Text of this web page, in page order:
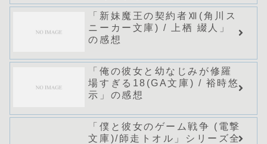
「新妹魔王の契約者Ⅻ(角川ス
ニーカー文庫) / 上栖 綴人」
の感想
「俺の彼女と幼なじみが修羅
場すぎる18(GA文庫) / 裕時悠
示」の感想
「僕と彼女のゲーム戦争 (電撃
文庫)/師走トオル」シリーズ全